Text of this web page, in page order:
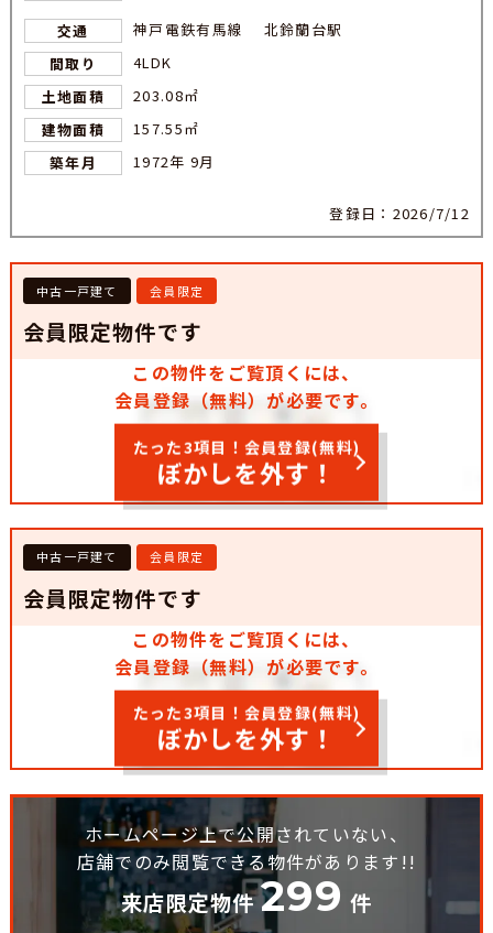
交通
神戸電鉄有馬線 北鈴蘭台駅
間取り
4LDK
土地面積
203.08㎡
建物面積
157.55㎡
築年月
1972年 9月
登録日：2026/7/12
中古一戸建て 会員限定
会員限定物件です
この物件をご覧頂くには、
会員登録（無料）が必要です。
たった3項目！会員登録(無料)
ぼかしを外す！
中古一戸建て 会員限定
会員限定物件です
この物件をご覧頂くには、
会員登録（無料）が必要です。
たった3項目！会員登録(無料)
ぼかしを外す！
ホームページ上で公開されていない、
店舗でのみ閲覧できる物件があります!!
来店限定物件299 件